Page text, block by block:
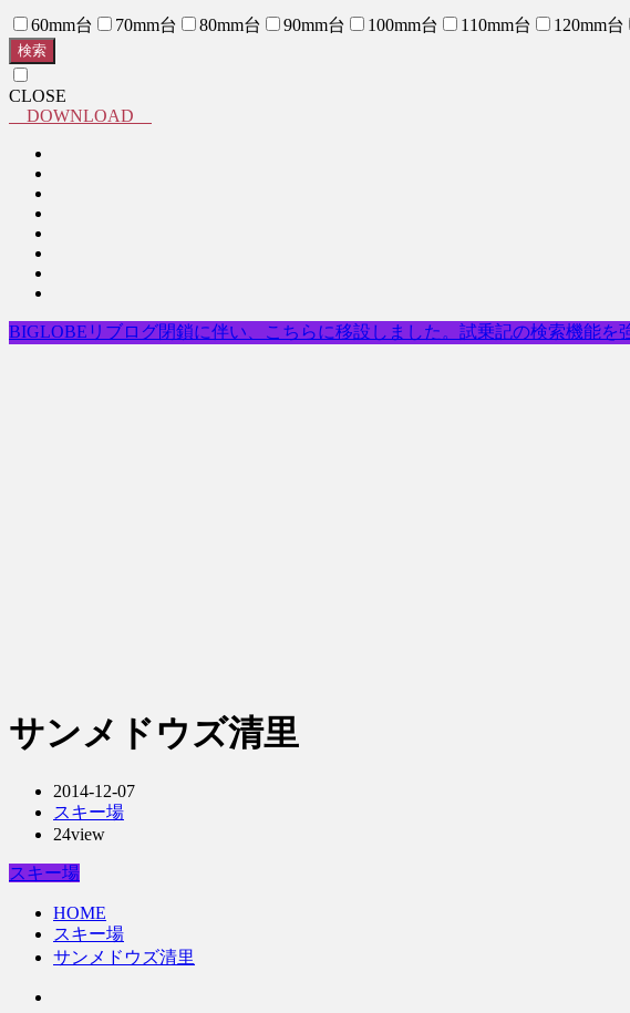
60mm台 70mm台 80mm台 90mm台 100mm台 110mm台 120mm台
検索
CLOSE
DOWNLOAD
BIGLOBEリブログ閉鎖に伴い、こちらに移設しました。試乗記の検索機能を
サンメドウズ清里
2014-12-07
スキー場
24view
スキー場
HOME
スキー場
サンメドウズ清里